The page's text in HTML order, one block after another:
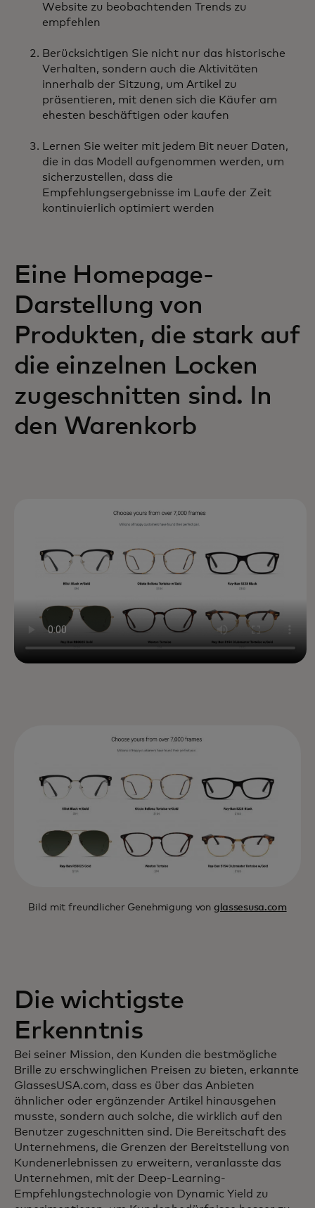
Website zu beobachtenden Trends zu
empfehlen
Berücksichtigen Sie nicht nur das historische
Verhalten, sondern auch die Aktivitäten
innerhalb der Sitzung, um Artikel zu
präsentieren, mit denen sich die Käufer am
ehesten beschäftigen oder kaufen
Lernen Sie weiter mit jedem Bit neuer Daten,
die in das Modell aufgenommen werden, um
sicherzustellen, dass die
Empfehlungsergebnisse im Laufe der Zeit
kontinuierlich optimiert werden
Eine Homepage-
Darstellung von
Produkten, die stark auf
die einzelnen Locken
zugeschnitten sind. In
den Warenkorb
Bild mit freundlicher Genehmigung vonglassesusa.com
Die wichtigste
Erkenntnis
Bei seiner Mission, den Kunden die bestmögliche
Brille zu erschwinglichen Preisen zu bieten, erkannte
GlassesUSA.com, dass es über das Anbieten
ähnlicher oder ergänzender Artikel hinausgehen
musste, sondern auch solche, die wirklich auf den
Benutzer zugeschnitten sind. Die Bereitschaft des
Unternehmens, die Grenzen der Bereitstellung von
Kundenerlebnissen zu erweitern, veranlasste das
Unternehmen, mit der Deep-Learning-
Empfehlungstechnologie von Dynamic Yield zu